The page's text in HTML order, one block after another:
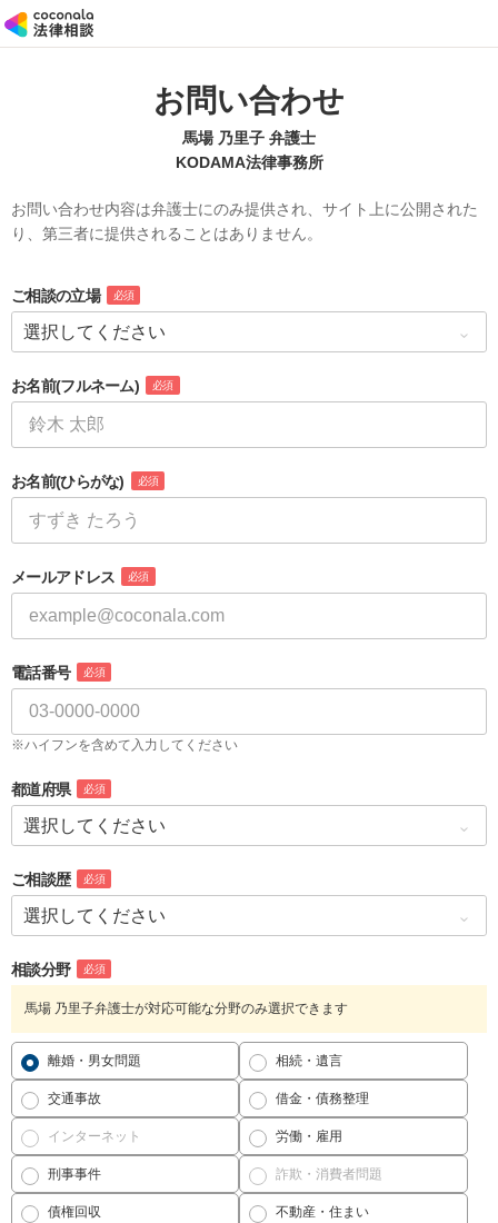
お問い合わせ
馬場 乃里子 弁護士
KODAMA法律事務所
お問い合わせ内容は弁護士にのみ提供され、サイト上に公開された
り、第三者に提供されることはありません。
ご相談の立場 必須
お名前(フルネーム) 必須
お名前(ひらがな) 必須
メールアドレス 必須
電話番号 必須
※ハイフンを含めて入力してください
都道府県 必須
ご相談歴 必須
相談分野 必須
馬場 乃里子弁護士が対応可能な分野のみ選択できます
離婚・男女問題 相続・遺言
交通事故 借金・債務整理
インターネット 労働・雇用
刑事事件 詐欺・消費者問題
債権回収 不動産・住まい